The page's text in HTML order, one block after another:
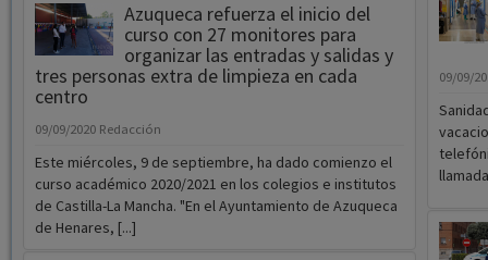
Azuqueca refuerza el inicio del
curso con 27 monitores para
organizar las entradas y salidas y
tres personas extra de limpieza en cada
centro
09/09/2020 Redacción
Este miércoles, 9 de septiembre, ha dado comienzo el
curso académico 2020/2021 en los colegios e institutos
de Castilla-La Mancha. "En el Ayuntamiento de Azuqueca
de Henares, [...]
09/09/